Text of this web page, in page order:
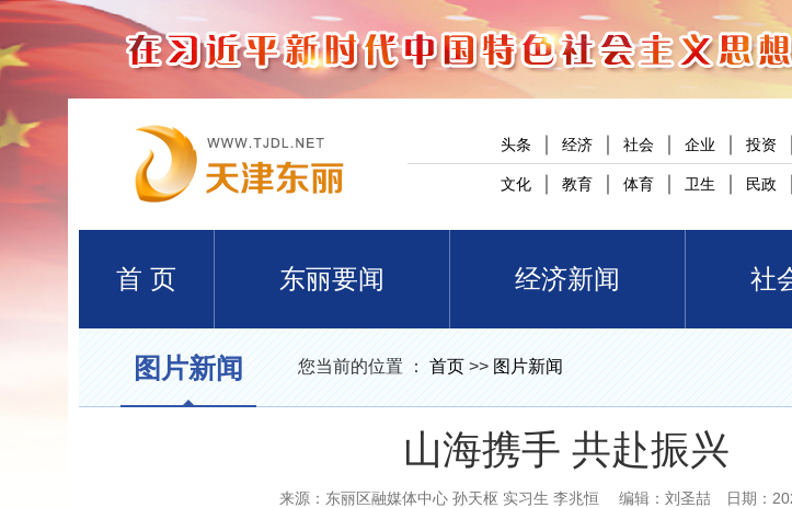
头条 经济 社会 企业 投资
文化 教育 体育 卫生 民政
首 页 东丽要闻 经济新闻 社
图片新闻 您当前的位置 ： 首页 >> 图片新闻
山海携手 共赴振兴
来源： 东丽区融媒体中心 孙天枢 实习生 李兆恒 编辑： 刘圣喆 日期：